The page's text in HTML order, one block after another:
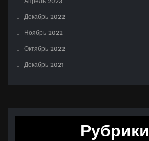
Декабрь 2022
Ноябрь 2022
Октябрь 2022
Декабрь 2021
Рубрики